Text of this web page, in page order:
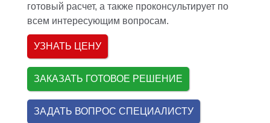
готовый расчет, а также проконсультирует по
всем интересующим вопросам.
УЗНАТЬ ЦЕНУ
ЗАКАЗАТЬ ГОТОВОЕ РЕШЕНИЕ
ЗАДАТЬ ВОПРОС СПЕЦИАЛИСТУ